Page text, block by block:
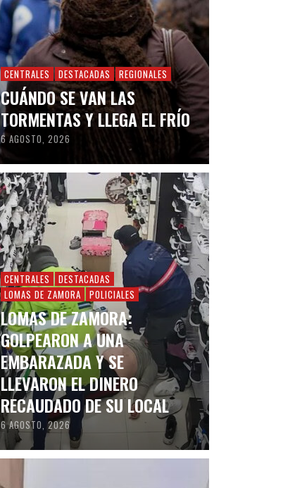
CENTRALES DESTACADAS REGIONALES
CUÁNDO SE VAN LAS
TORMENTAS Y LLEGA EL FRÍO
6 AGOSTO, 2026
CENTRALES
DESTACADAS
LOMAS DE ZAMORA
POLICIALES
LOMAS DE ZAMORA:
GOLPEARON A UNA
EMBARAZADA Y SE
LLEVARON EL DINERO
RECAUDADO DE SU LOCAL
6 AGOSTO, 2026